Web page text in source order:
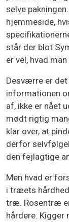
selve
hjemmeside,
står der blot
er vel, hvad
Desværre er
informationen
af, ikke er nået
mødt rigtig
klar over, at
derfor
den fejlagtige
Men hvad er
i træets
træ. Rosentræ
hårdere. Kigger